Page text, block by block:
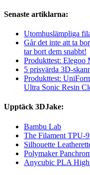
Senaste artiklarna:
Utomhuslämpliga
Går det inte att ta
tar bort dem snabbt!
Produkttest: Elegoo
5 prisvärda 3D-
Produkttest:
Ultra Sonic Resin
Upptäck 3DJake:
Bambu Lab
The Filament TPU-
Silhouette
Polymaker
Anycubic PLA High